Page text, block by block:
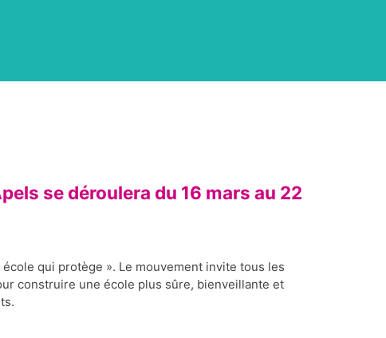
se déroulera du 16 mars au 22
qui protège ». Le mouvement invite tous les
construire une école plus sûre, bienveillante et